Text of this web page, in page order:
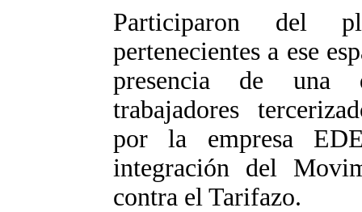
Participaron del
pertenecientes a ese
presencia de una
trabajadores
por la empresa
integración del
contra el Tarifazo.